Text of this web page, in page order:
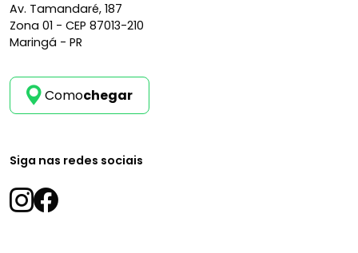
Av. Tamandaré, 187
Zona 01 - CEP 87013-210
Maringá - PR
Comochegar
Siga nas redes sociais